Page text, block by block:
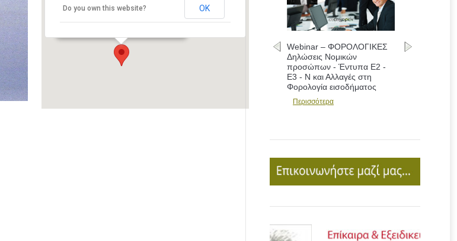
DIVANI PALACE ACROPOLIS HOTEL
ΠΑΡΘΕΝΩΝΟΣ 19-25 - ΑΘΗΝΑ
Events
Do you own this website? OK
Webinar – ΦΟΡΟΛΟΓΙΚΕΣ
Δηλώσεις Νομικών
προσώπων - Έντυπα Ε2 -
Ε3 - Ν και Αλλαγές στη
Φορολογία εισοδήματος
Περισσότερα